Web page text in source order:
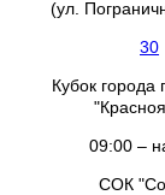
(ул.
30
Кубок города
09:00 –
СОК